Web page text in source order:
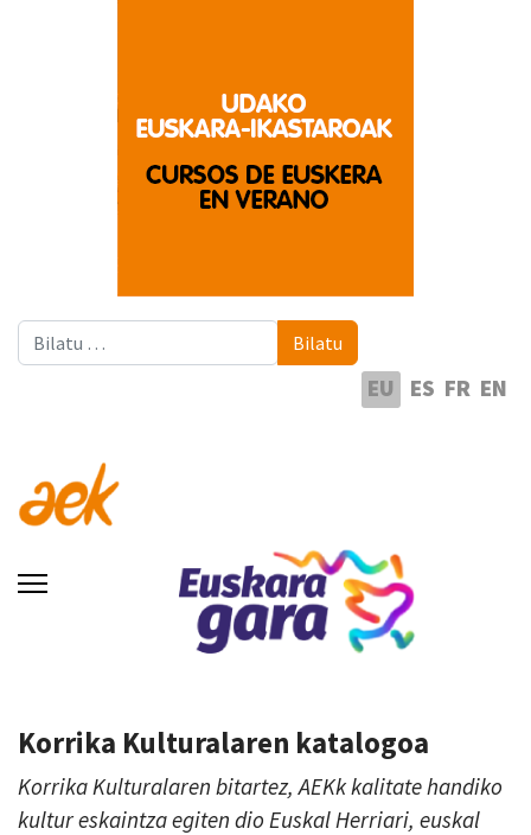
Bilatu Bilatu
EU ES FR EN
Korrika Kulturalaren katalogoa
Korrika Kulturalaren bitartez, AEKk kalitate handiko
kultur eskaintza egiten dio Euskal Herriari, euskal